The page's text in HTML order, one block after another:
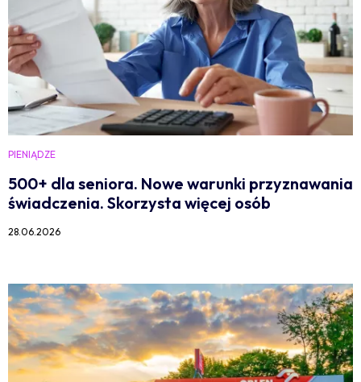
PIENIĄDZE
500+ dla seniora. Nowe warunki przyznawania
świadczenia. Skorzysta więcej osób
28.06.2026